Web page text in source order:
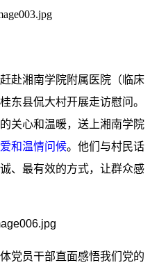
赴湘南学院附属医院（临床
县侃大村开展走访慰问。
关心和温暖，送上湘南学院
和温情问候。他们与村民话
、最有效的方式，让群众感
党员干部直面感悟我们党的